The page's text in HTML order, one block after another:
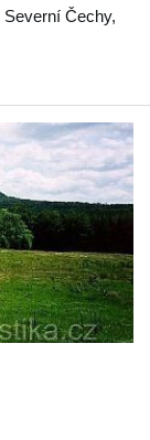
Severní Čechy,